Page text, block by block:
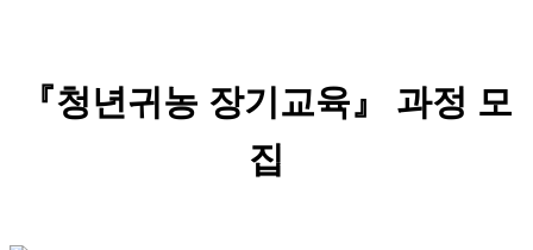
『청년귀농 장기교육』 과정 모
집